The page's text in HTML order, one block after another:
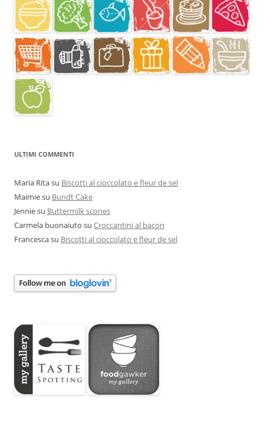
ULTIMI COMMENTI
Maria Ritasu Biscotti al cioccolato e fleur de sel
Maimiesu Bundt Cake
Jenniesu Buttermilk scones
Carmela buonaiuto su Croccantini al bacon
Francescasu Biscotti al cioccolato e fleur de sel